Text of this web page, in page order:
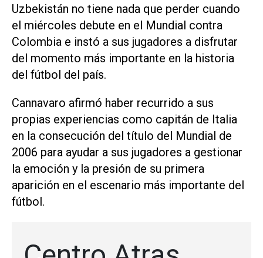
Uzbekistán no tiene nada que perder cuando
el miércoles debute en el ‌Mundial contra
Colombia e instó ‌a sus jugadores a disfrutar
del momento más importante en la historia
del fútbol del país.
Cannavaro afirmó haber recurrido a sus
propias experiencias como capitán de Italia
en la consecución del título del Mundial de
2006 para ayudar a sus jugadores a gestionar
la emoción y la presión de su primera
aparición en el ​escenario más importante ⁠del
fútbol.